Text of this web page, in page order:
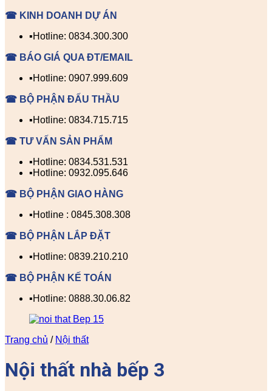
☎ KINH DOANH DỰ ÁN
▪️Hotline: 0834.300.300
☎ BÁO GIÁ QUA ĐT/EMAIL
▪️Hotline: 0907.999.609
☎ BỘ PHẬN ĐẤU THẦU
▪️Hotline: 0834.715.715
☎ TƯ VẤN SẢN PHẨM
▪️Hotline: 0834.531.531
▪️Hotline: 0932.095.646
☎ BỘ PHẬN GIAO HÀNG
▪️Hotline : 0845.308.308
☎ BỘ PHẬN LẮP ĐẶT
▪️Hotline: 0839.210.210
☎ BỘ PHẬN KẾ TOÁN
▪️Hotline: 0888.30.06.82
Trang chủ / Nội thất
Nội thất nhà bếp 3